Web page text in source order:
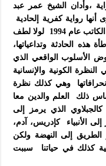
،وأدان الشيخ عمر عبد
الرواية وكاتبها عام 1989 بدعوى أنها رواية كفرية إلحادية
وهي الفتوى التي تسببت في محاولة اغتيال الكاتب عام 1994 لولا لطف
الحادثة وتداعياتها،
الأسلوب الواقعي الذي
الكونية والإنسانية
انحرافاتها وهي كذلك نظرة
ذلك العلم والدين معا
الذي يرمز إلى
الأنبياء كإدريس، آدم،
إلى النهضة ولكن
كذلك في حياتنا سببت